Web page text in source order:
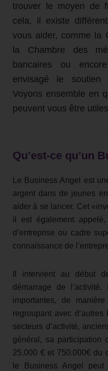
trouver le moyen de
cela, il existe
vous aider, comme la
la Chambre des
bancaires ou
envisagé le soutien
Voyons ensemble en
peuvent vous être
Qu’est-ce qu’un
Le Business Angel est
argent dans de jeunes
aider à se lancer. Cet
il est également
d’entreprise ou cadre
connaissance de
Il intervient au début
démarrage de
importantes, de
regroupant avec
secteurs d’activité,
général, sa participation
25.000 € et 750.000€ du
le Business Angel peut